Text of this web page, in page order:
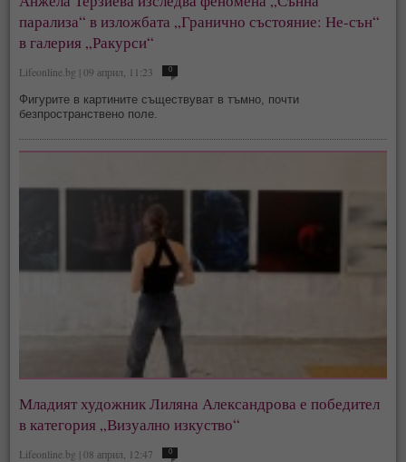
парализа“ в изложбата „Гранично състояние: Не-сън“
в галерия „Ракурси“
Lifeonline.bg | 09 април, 11:23 0
Фигурите в картините съществуват в тъмно, почти
безпространствено поле.
Младият художник Лиляна Александрова е победител
в категория „Визуално изкуство“
Lifeonline.bg | 08 април, 12:47 0